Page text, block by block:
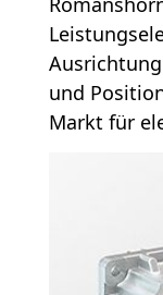
und
Markt für